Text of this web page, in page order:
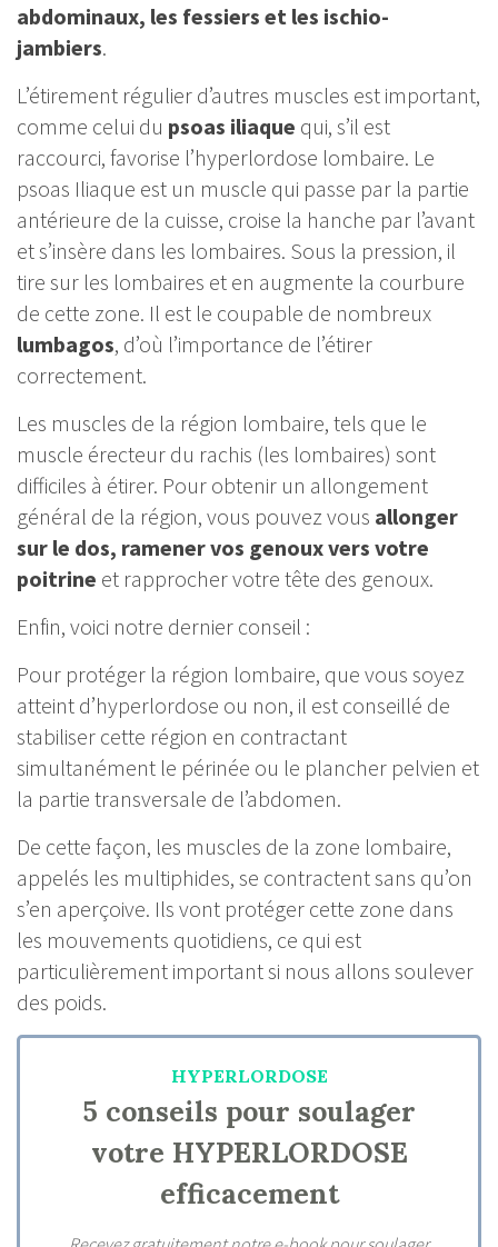
abdominaux, les fessiers et les ischio-
jambiers.
L’étirement régulier d’autres muscles est important,
comme celui du psoas iliaque qui, s’il est
raccourci, favorise l’hyperlordose lombaire. Le
psoas Iliaque est un muscle qui passe par la partie
antérieure de la cuisse, croise la hanche par l’avant
et s’insère dans les lombaires. Sous la pression, il
tire sur les lombaires et en augmente la courbure
de cette zone. Il est le coupable de nombreux
lumbagos, d’où l’importance de l’étirer
correctement.
Les muscles de la région lombaire, tels que le
muscle érecteur du rachis (les lombaires) sont
difficiles à étirer. Pour obtenir un allongement
général de la région, vous pouvez vous allonger
sur le dos, ramener vos genoux vers votre
poitrine et rapprocher votre tête des genoux.
Enfin, voici notre dernier conseil :
Pour protéger la région lombaire, que vous soyez
atteint d’hyperlordose ou non, il est conseillé de
stabiliser cette région en contractant
simultanément le périnée ou le plancher pelvien et
la partie transversale de l’abdomen.
De cette façon, les muscles de la zone lombaire,
appelés les multiphides, se contractent sans qu’on
s’en aperçoive. Ils vont protéger cette zone dans
les mouvements quotidiens, ce qui est
particulièrement important si nous allons soulever
des poids.
HYPERLORDOSE
5 conseils pour soulager
votre HYPERLORDOSE
efficacement